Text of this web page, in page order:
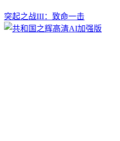
突起之战III：致命一击